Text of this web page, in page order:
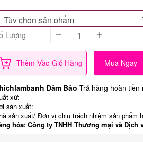
Lượng
Thêm Vào Giỏ Hàng Mua Ngay
Đảm Bảo Trả hàng hoàn tiền
xứ:
sản xuất:
sản xuất/ Đơn vị chịu trách nhiệm sản phẩm
hóa: Công ty TNHH Thương mại và Dịch